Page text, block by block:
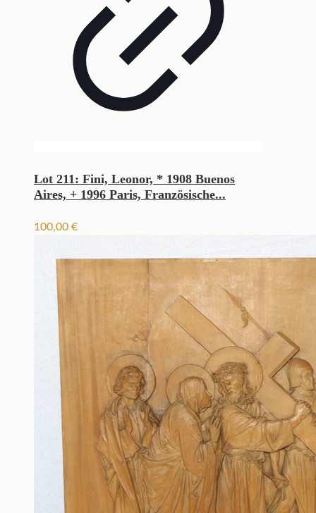
Lot 211: Fini, Leonor, * 1908 Buenos
Aires, + 1996 Paris, Französische...
100,00 €